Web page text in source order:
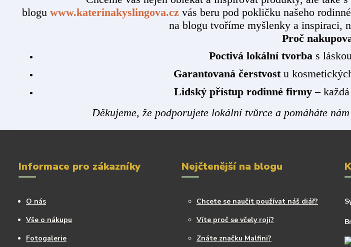
blogu www.katerinakyslingova.czvás beru pod pokličku našeho
na blogu tvoříme myšlenky a inspiraci,
Proč
Poctivá lokální tvorba s
Garantovaná čerstvostu
Lidský přístup rodinné firmy –
Děkujeme, že podporujete lokální tvůrce a pomáháte
Informace pro zákazníky
O nás
Vše o nákupu
Fotogalerie
Nejčtenější na blogu
Chcete se naučit používat náš diář?
Víte proč se včely rojí?
Znáte značku Malfini?